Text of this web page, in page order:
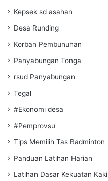
Kepsek sd asahan
Desa Runding
Korban Pembunuhan
Panyabungan Tonga
rsud Panyabungan
Tegal
#Ekonomi desa
#Pemprovsu
Tips Memilih Tas Badminton
Panduan Latihan Harian
Latihan Dasar Kekuatan Kaki